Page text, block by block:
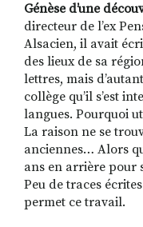
Génèse d’une
directeur de l’ex
Alsacien, il avait
des lieux de sa
lettres, mais
collège qu’il s’est
langues. Pourquoi
La raison ne se
anciennes… Alors
ans en arrière pour
Peu de traces
permet ce travail.